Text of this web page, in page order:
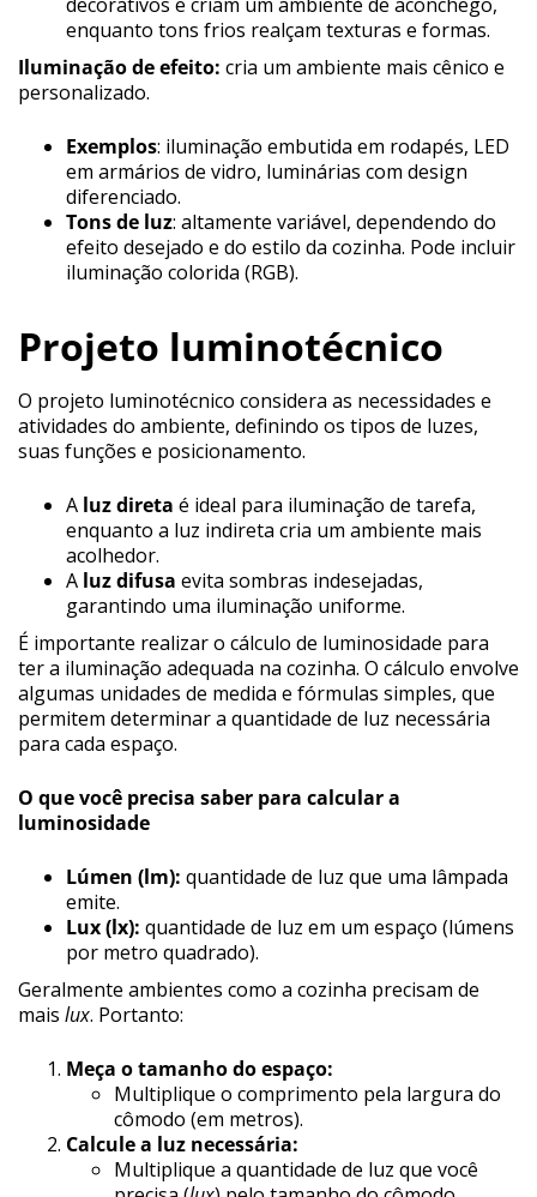
enquanto tons frios realçam texturas e formas.
Iluminação de efeito: cria um ambiente mais cênico e
personalizado.
Exemplos: iluminação embutida em rodapés, LED
em armários de vidro, luminárias com design
diferenciado.
Tons de luz: altamente variável, dependendo do
efeito desejado e do estilo da cozinha. Pode incluir
iluminação colorida (RGB).
Projeto luminotécnico
O projeto luminotécnico considera as necessidades e
atividades do ambiente, definindo os tipos de luzes,
suas funções e posicionamento.
A luz direta é ideal para iluminação de tarefa,
enquanto a luz indireta cria um ambiente mais
acolhedor.
A luz difusa evita sombras indesejadas,
garantindo uma iluminação uniforme.
É importante realizar o cálculo de luminosidade para
ter a iluminação adequada na cozinha. O cálculo envolve
algumas unidades de medida e fórmulas simples, que
permitem determinar a quantidade de luz necessária
para cada espaço.
O que você precisa saber para calcular a
luminosidade
Lúmen (lm): quantidade de luz que uma lâmpada
emite.
Lux (lx): quantidade de luz em um espaço (lúmens
por metro quadrado).
Geralmente ambientes como a cozinha precisam de
mais lux. Portanto:
Meça o tamanho do espaço:
Multiplique o comprimento pela largura do
cômodo (em metros).
Calcule a luz necessária:
Multiplique a quantidade de luz que você